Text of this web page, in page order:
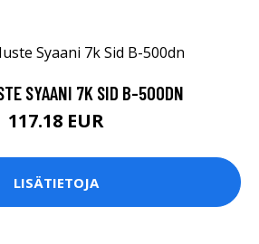
SYAANI 7K SID B-500DN
117.18 EUR
LISÄTIETOJA